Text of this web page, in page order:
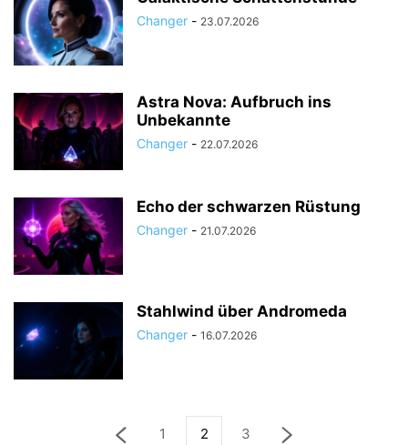
Changer - 23.07.2026
Astra Nova: Aufbruch ins
Unbekannte
Changer - 22.07.2026
Echo der schwarzen Rüstung
Changer - 21.07.2026
Stahlwind über Andromeda
Changer - 16.07.2026
1 2 3